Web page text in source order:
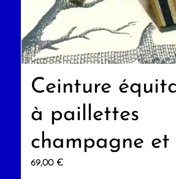
Ceinture
à paillettes
champagne et
69,00 €